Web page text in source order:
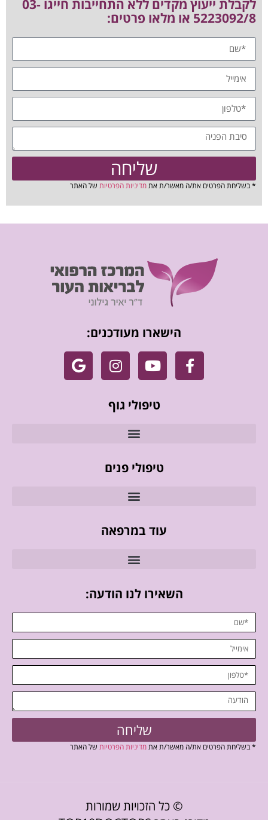
לקבלת ייעוץ מקדים ללא התחייבות חייגו 03-
5223092/8 או מלאו פרטים:
שליחה
* בשליחת הפרטים את/ה מאשר/ת אתמדיניות הפרטיות של האתר
הישארו מעודכנים:
טיפולי גוף
טיפולי פנים
עוד במרפאה
השאירו לנו הודעה:
שליחה
* בשליחת הפרטים את/ה מאשר/ת אתמדיניות הפרטיות של האתר
© כל הזכויות שמורות